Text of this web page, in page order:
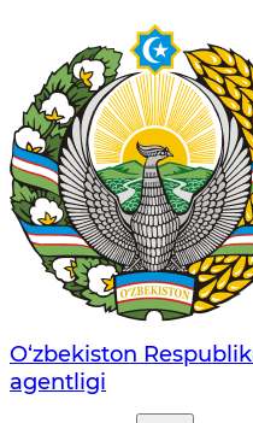
O‘zbekiston
agentligi